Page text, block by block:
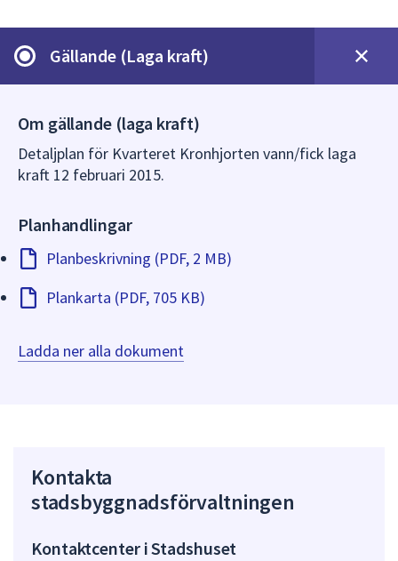
Gällande (Laga kraft)
Om gällande (laga kraft)
Detaljplan för Kvarteret Kronhjorten vann/fick laga
kraft 12 februari 2015.
Planhandlingar
Planbeskrivning (PDF, 2 MB)
Plankarta (PDF, 705 KB)
Ladda ner alla dokument
Kontakta
stadsbyggnadsförvaltningen
Kontaktcenter i Stadshuset